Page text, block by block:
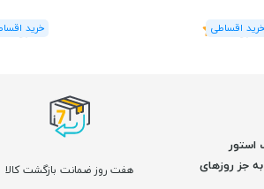
(1رای)
5
(1رای)
5
استور
ساعت پاسخگویی : شنبه تا چهارشنبه 10 الی 14 - 18 الی 21 به جز روزهای
هفت روز ضمانت بازگشت کالا